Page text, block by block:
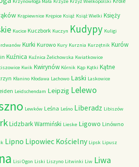
Krąpiewnice Krępice Książ Książ Wielki Księży
Kucice Kuczbork Kuczyn Kudypy Kuligi
Kurki Kurowo Kury Kurznia Kurzętnik Kurów
Kuźnica Kuźnica Żelichowska Kwiatkowice
Kwik Kwirynów Kórnik Kąp Kątki Kątne
Kłanino Kłodawa Lachowo Laski Laskowice
Leidschendam Leipzig Lelewo
Lewków Leśna Leśno Liberadz Libiszów
Lidzbark Warmiński Lieske Ligowo Linówno
Lipno Lipowiec Kościelny Lipsk Lipusz
Lisi Ogon Liski Liszyno Litwinki Liw Liwa